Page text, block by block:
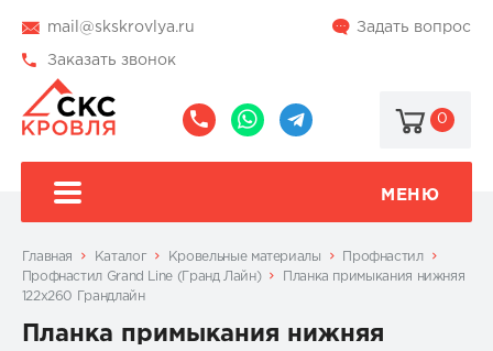
mail@skskrovlya.ru Задать вопрос
Заказать звонок
0
МЕНЮ
Главная Каталог Кровельные материалы
Профнастил
Профнастил Grand Line (Гранд Лайн)
Планка примыкания нижняя
122х260 Грандлайн
Планка примыкания нижняя